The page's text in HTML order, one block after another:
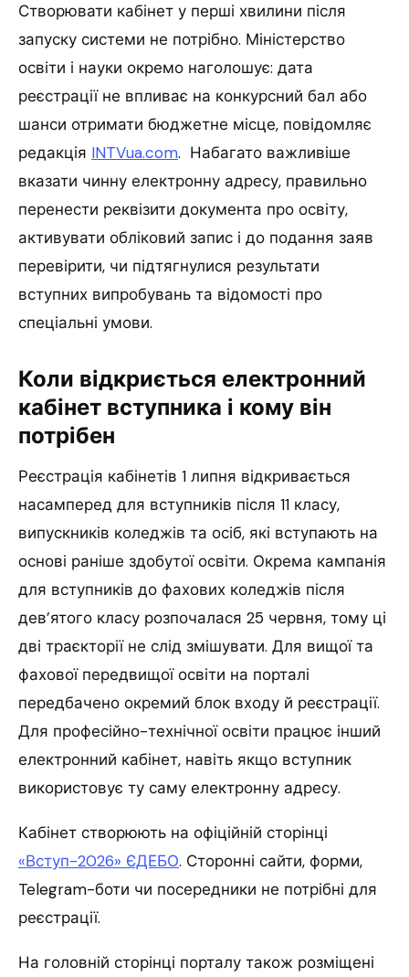
Створювати кабінет у перші хвилини після
запуску системи не потрібно. Міністерство
освіти і науки окремо наголошує: дата
реєстрації не впливає на конкурсний бал або
шанси отримати бюджетне місце, повідомляє
редакція INTVua.com. Набагато важливіше
вказати чинну електронну адресу, правильно
перенести реквізити документа про освіту,
активувати обліковий запис і до подання заяв
перевірити, чи підтягнулися результати
вступних випробувань та відомості про
спеціальні умови.
Коли відкриється електронний
кабінет вступника і кому він
потрібен
Реєстрація кабінетів 1 липня відкривається
насамперед для вступників після 11 класу,
випускників коледжів та осіб, які вступають на
основі раніше здобутої освіти. Окрема кампанія
для вступників до фахових коледжів після
дев’ятого класу розпочалася 25 червня, тому ці
дві траєкторії не слід змішувати. Для вищої та
фахової передвищої освіти на порталі
передбачено окремий блок входу й реєстрації.
Для професійно-технічної освіти працює інший
електронний кабінет, навіть якщо вступник
використовує ту саму електронну адресу.
Кабінет створюють на офіційній сторінці
«Вступ-2026» ЄДЕБО. Сторонні сайти, форми,
Telegram-боти чи посередники не потрібні для
реєстрації.
На головній сторінці порталу також розміщені